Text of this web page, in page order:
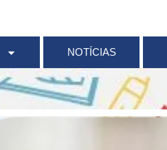
NOTÍCIAS